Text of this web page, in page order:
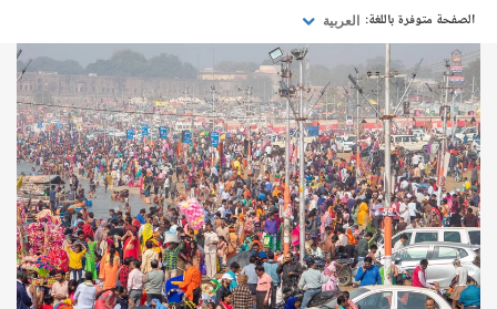
الصفحة متوفرة باللغة: العربية